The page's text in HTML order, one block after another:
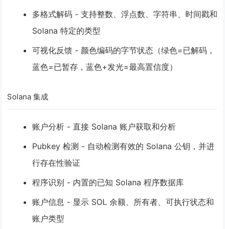
多格式解码 - 支持整数、浮点数、字符串、时间戳和
Solana 特定的类型
可视化反馈 - 颜色编码的字节状态（绿色=已解码，
蓝色=已暂存，蓝色+发光=最高置信度）
Solana 集成
账户分析 - 直接 Solana 账户获取和分析
Pubkey 检测 - 自动检测有效的 Solana 公钥，并进
行存在性验证
程序识别 - 内置的已知 Solana 程序数据库
账户信息 - 显示 SOL 余额、所有者、可执行状态和
账户类型